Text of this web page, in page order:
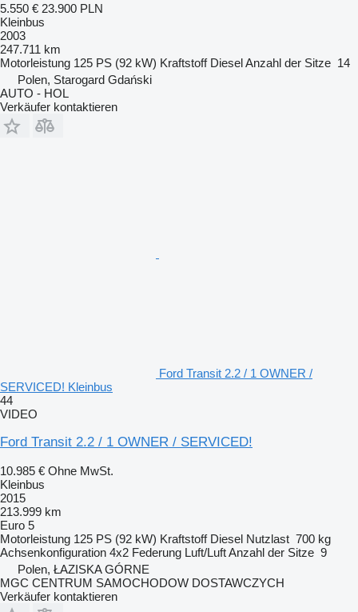
5.550 € 23.900 PLN
Kleinbus
2003
247.711 km
Motorleistung 125 PS (92 kW) Kraftstoff DieselAnzahl der Sitze 14
Polen, Starogard Gdański
AUTO - HOL
Verkäufer kontaktieren
Ford Transit 2.2 / 1 OWNER /
SERVICED! Kleinbus
44
VIDEO
Ford Transit 2.2 / 1 OWNER / SERVICED!
10.985 € Ohne MwSt.
Kleinbus
2015
213.999 km
Euro 5
Motorleistung 125 PS (92 kW) Kraftstoff Diesel Nutzlast 700 kg
Achsenkonfiguration 4x2 Federung Luft/LuftAnzahl der Sitze 9
Polen, ŁAZISKA GÓRNE
MGC CENTRUM SAMOCHODOW DOSTAWCZYCH
Verkäufer kontaktieren